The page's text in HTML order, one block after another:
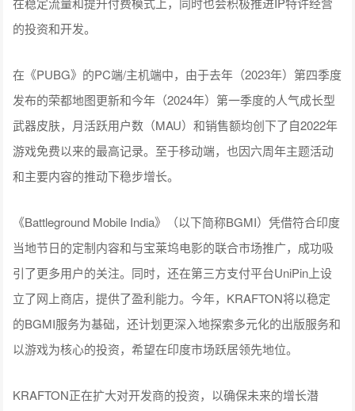
的投资和开发。
在《PUBG》的PC端/主机端中，由于去年（2023年）第四季度
发布的荣都地图更新和今年（2024年）第一季度的人气成长型
武器皮肤，月活跃用户数（MAU）和销售额均创下了自2022年
游戏免费以来的最高记录。至于移动端，也因六周年主题活动
和主要内容的推动下稳步增长。
《Battleground Mobile India》（以下简称BGMI）凭借符合印度
当地节日的定制内容和与宝莱坞电影的联合市场推广，成功吸
引了更多用户的关注。同时，还在第三方支付平台UniPin上设
立了网上商店，提供了盈利能力。今年，KRAFTON将以稳定
的BGMI服务为基础，还计划更深入地探索多元化的出版服务和
以游戏为核心的投资，希望在印度市场跃居领先地位。
KRAFTON正在扩大对开发商的投资，以确保未来的增长潜